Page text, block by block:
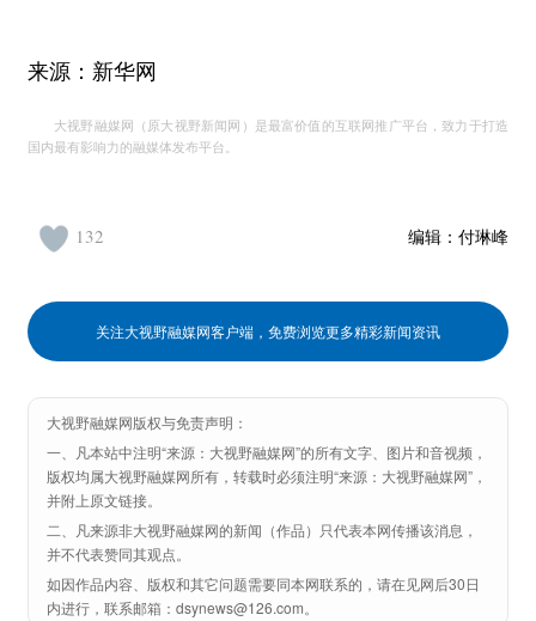
来源：新华网
大视野融媒网（原大视野新闻网）是最富价值的互联网推广平台，致力于打造
国内最有影响力的融媒体发布平台。
编辑： 付琳峰
132
关注大视野融媒网客户端，免费浏览更多精彩新闻资讯
大视野融媒网版权与免责声明：
一、凡本站中注明“来源：大视野融媒网”的所有文字、图片和音视频，
版权均属大视野融媒网所有，转载时必须注明“来源：大视野融媒网”，
并附上原文链接。
二、凡来源非大视野融媒网的新闻（作品）只代表本网传播该消息，
并不代表赞同其观点。
如因作品内容、版权和其它问题需要同本网联系的，请在见网后30日
内进行，联系邮箱：dsynews@126.com。